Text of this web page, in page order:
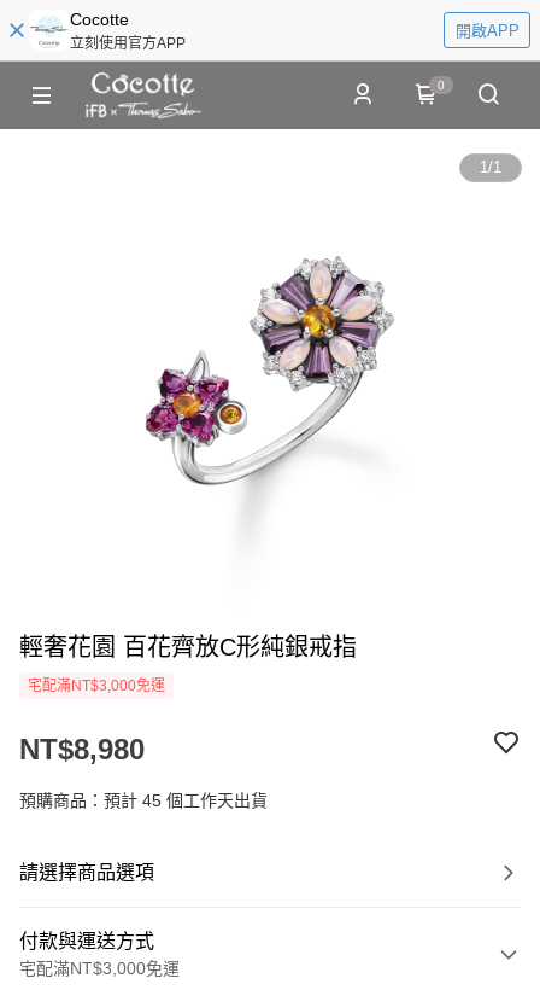
Cocotte
立刻使用官方APP
開啟APP
0
1/1
輕奢花園 百花齊放C形純銀戒指
宅配滿NT$3,000免運
NT$8,980
預購商品：預計 45 個工作天出貨
請選擇商品選項
付款與運送方式
宅配滿NT$3,000免運